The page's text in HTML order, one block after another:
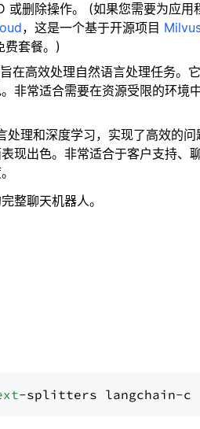
或删除操作。 (如果您需要为应用
，这是一个基于开源项目
费套餐。)
在高效处理自然语言处理任务。
非常适合需要在资源受限的环境
处理和深度学习，实现了高效的问
现出色。非常适合于客户支持、
整聊天机器人。